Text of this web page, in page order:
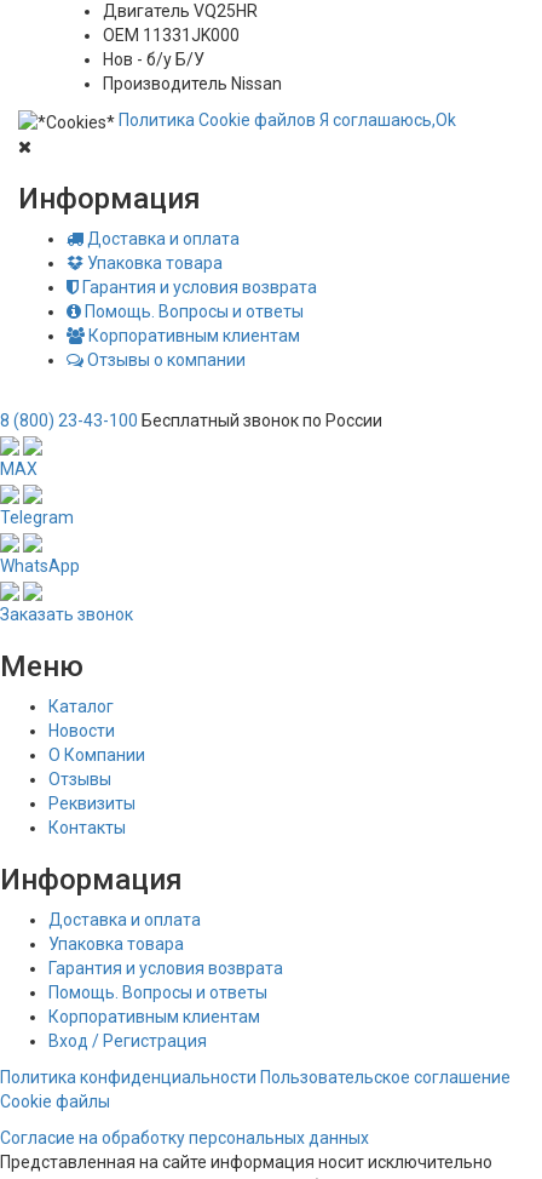
Двигатель VQ25HR
OEM 11331JK000
Нов - б/у Б/У
Производитель Nissаn
ПолитикаСookie файлов Я соглашаюсь,Ok
Информация
Доставка и оплата
Упаковка товара
Гарантия и условия возврата
Помощь. Вопросы и ответы
Корпоративным клиентам
Отзывы о компании
8 (800) 23-43-100 Бесплатный звонок по России
MAX
Telegram
WhatsApp
Заказать звонок
Меню
Каталог
Новости
О Компании
Отзывы
Реквизиты
Контакты
Информация
Доставка и оплата
Упаковка товара
Гарантия и условия возврата
Помощь. Вопросы и ответы
Корпоративным клиентам
Вход / Регистрация
Политика конфиденциальности Пользовательское соглашение
Cookie файлы
Согласие на обработку персональных данных
Представленная на сайте информация носит исключительно